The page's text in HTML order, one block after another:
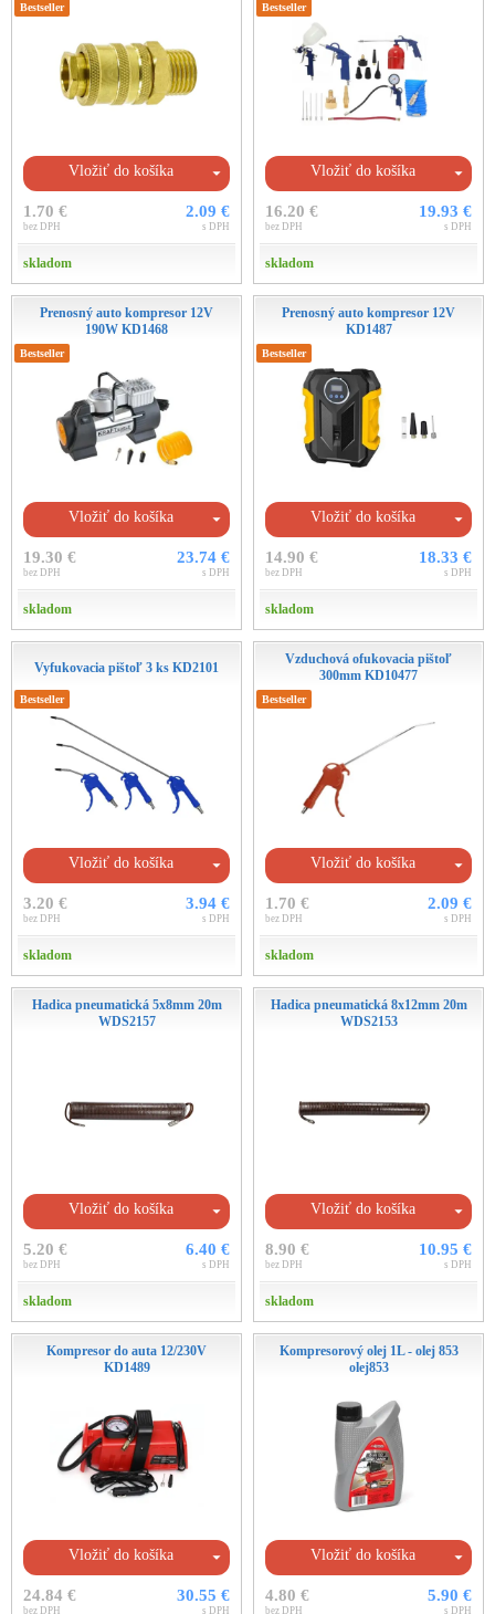
Bestseller
Vložiť do košíka
1.70 €
bez DPH
2.09 €
s DPH
skladom
Bestseller
Vložiť do košíka
16.20 €
bez DPH
19.93 €
s DPH
skladom
Prenosný auto kompresor 12V
190W KD1468
Bestseller
Vložiť do košíka
19.30 €
bez DPH
23.74 €
s DPH
skladom
Prenosný auto kompresor 12V
KD1487
Bestseller
Vložiť do košíka
14.90 €
bez DPH
18.33 €
s DPH
skladom
Vyfukovacia pištoľ 3 ks KD2101
Bestseller
Vložiť do košíka
3.20 €
bez DPH
3.94 €
s DPH
skladom
Vzduchová ofukovacia pištoľ
300mm KD10477
Bestseller
Vložiť do košíka
1.70 €
bez DPH
2.09 €
s DPH
skladom
Hadica pneumatická 5x8mm 20m
WDS2157
Vložiť do košíka
5.20 €
bez DPH
6.40 €
s DPH
skladom
Hadica pneumatická 8x12mm 20m
WDS2153
Vložiť do košíka
8.90 €
bez DPH
10.95 €
s DPH
skladom
Kompresor do auta 12/230V
KD1489
Vložiť do košíka
24.84 €
bez DPH
30.55 €
s DPH
Kompresorový olej 1L - olej 853
olej853
Vložiť do košíka
4.80 €
bez DPH
5.90 €
s DPH